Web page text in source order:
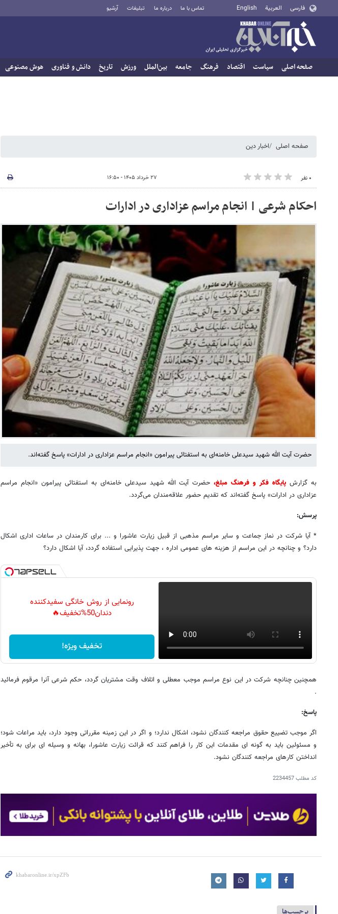
فارسی العربية English تماس با ما درباره ما تبلیغات آرشیو
صفحه اصلی سیاست اقتصاد فرهنگ جامعه بین‌الملل ورزش تاریخ دانش و فناوری هوش مصنوعی
صفحه اصلی اخبار دین
۰ نفر ۲۷ خرداد ۱۴۰۵ - ۱۶:۵۰
احکام شرعی | انجام مراسم عزاداری در ادارات
حضرت آیت الله شهید سیدعلی خامنه‌ای به استفتائی پیرامون «انجام مراسم عزاداری در ادارات» پاسخ گفته‌اند.
به گزارش پایگاه فکر و فرهنگ مبلغ،حضرت آیت الله شهید سیدعلی خامنه‌ای به استفتائی پیرامون «انجام مراسم
عزاداری در ادارات» پاسخ گفته‌اند که تقدیم حضور علاقه‌مندان می‌گردد.
پرسش:
* آیا شرکت در نماز جماعت و سایر مراسم مذهبی از قبیل زیارت عاشورا و ... برای کارمندان در ساعات اداری اشکال
دارد؟ و چنانچه در این مراسم از هزینه های عمومی اداره ، جهت پذیرایی استفاده گردد، آیا اشکال دارد؟
رونمایی از روش خانگی سفیدکننده
دندان50%تخفیف🔥
تخفیف ویژه!
همچنین چنانچه شرکت در این نوع مراسم موجب معطلی و اتلاف وقت مشتریان گردد، حکم شرعی آنرا مرقوم فرمائید
.
پاسخ:
اگر موجب تضییع حقوق مراجعه کنندگان نشود، اشکال ندارد؛ و اگر در این زمینه مقرراتی وجود دارد، باید مراعات شود؛
و مسئولین باید به گونه ای مقدمات این کار را فراهم کنند که قرائت زیارت عاشورا، بهانه و وسیله ای برای به تأخیر
انداختن کارهای مراجعه کنندگان نشود.
کد مطلب2234457